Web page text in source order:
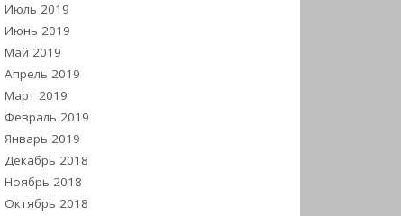
Июль 2019
Июнь 2019
Май 2019
Апрель 2019
Март 2019
Февраль 2019
Январь 2019
Декабрь 2018
Ноябрь 2018
Октябрь 2018